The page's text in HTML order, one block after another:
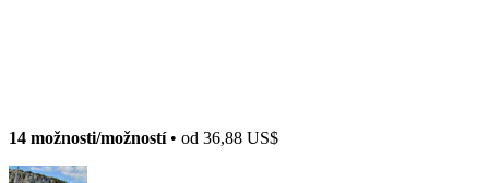
14 možnosti/možností• od 36,88 US$